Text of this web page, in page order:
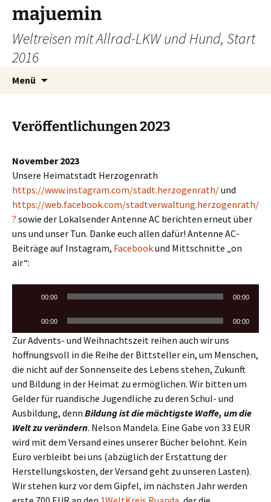
Zum
Inhalt
springen
majuemin
Weltreisen mit Allrad-LKW und Hund, Start
2016
Menü
Veröffentlichungen 2023
November 2023
Unsere Heimatstadt Herzogenrath
https://www.instagram.com/stadt.herzogenrath/und
https://web.facebook.com/stadtverwaltung.herzogenrath/
? sowie der Lokalsender Antenne AC berichten erneut über
uns und unser Tun. Danke euch allen dafür! Antenne AC-
Beiträge auf Instagram, Facebookund Mittschnitte „on
air“:
00:00 00:00
Player
00:00 00:00
Zur Advents- und Weihnachtszeit reihen auch wir uns
hoffnungsvoll in die Reihe der Bittsteller ein, um Menschen,
die nicht auf der Sonnenseite des Lebens stehen, Zukunft
und Bildung in der Heimat zu ermöglichen. Wir bitten um
Gelder für ruandische Jugendliche zu deren Schul- und
Ausbildung, denn Bildung ist die mächtigste Waffe, um die
Welt zu verändern. Nelson Mandela. Eine Gabe von 33 EUR
wird mit dem Versand eines unserer Bücher belohnt. Kein
Euro verbleibt bei uns (abzüglich der Erstattung der
Herstellungskosten, der Versand geht zu unseren Lasten).
Wir stehen kurz vor dem Gipfel, im nächsten Jahr werden